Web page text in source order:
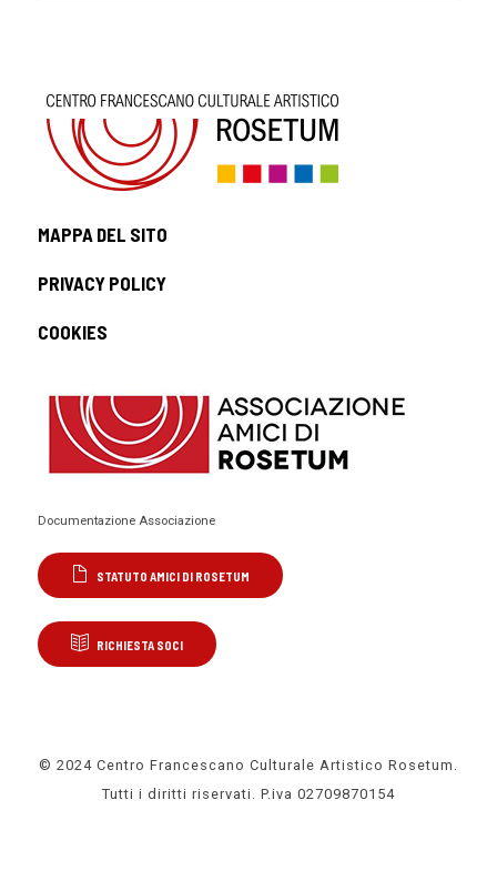
MAPPA DEL SITO
PRIVACY POLICY
COOKIES
Documentazione Associazione
STATUTO AMICI DI ROSETUM
RICHIESTA SOCI
© 2024 Centro Francescano Culturale Artistico Rosetum.
Tutti i diritti riservati. P.iva 02709870154